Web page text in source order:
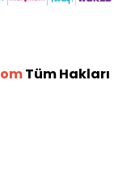
Tüm Hakları